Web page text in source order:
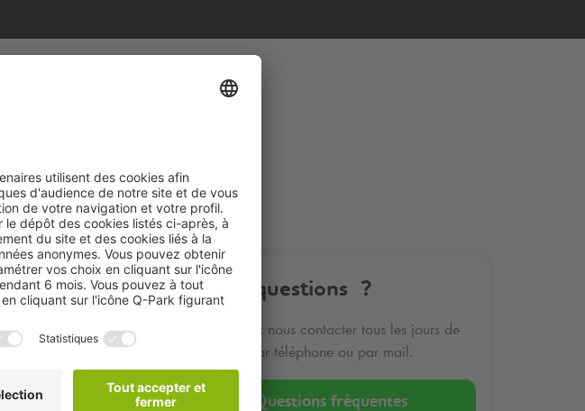
Autres questions ?
Vous pouvez nous contacter tous les jours de
9h à 18h par téléphone ou par mail.
Questions fréquentes